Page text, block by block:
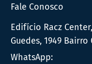
Fale Conosco
Edifício Racz
Guedes, 1949
WhatsApp: